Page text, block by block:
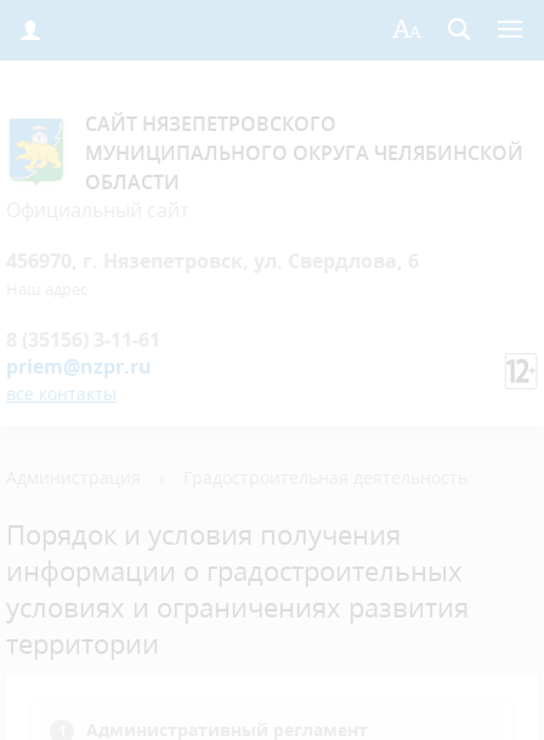
САЙТ НЯЗЕПЕТРОВСКОГО
МУНИЦИПАЛЬНОГО ОКРУГА ЧЕЛЯБИНСКОЙ
ОБЛАСТИ
priem@nzpr.ru
все контакты
Порядок и условия получения
информации о градостроительных
условиях и ограничениях развития
территории